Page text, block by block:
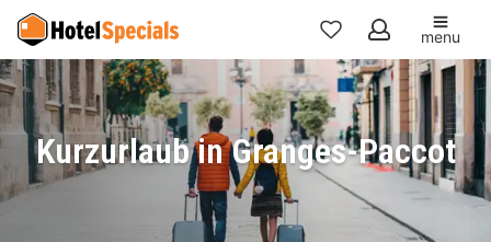
Meine
Favoriten
menu
Kurzurlaub in Granges-Paccot